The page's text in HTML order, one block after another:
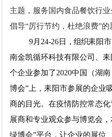
主题，服务国内食品餐饮行
倡导“厉行节约，杜绝浪费”的
9月 24-26日 ，组织耒阳
南金凯循环科技有限公司、
个企业参加了2020中国（湖
博会”上，耒阳市参展的企业
商的目光。在疫情防控常态
展商和专业观众参与博览会
绿博会”平台，让企业的展位